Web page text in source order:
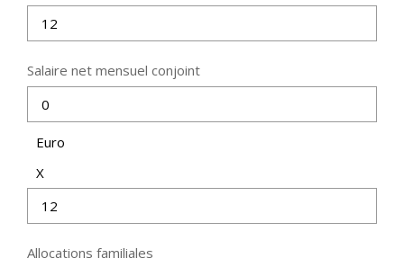
ESPACE CLIENTS
Salaire net mensuel conjoint
Euro
X
Allocations familiales